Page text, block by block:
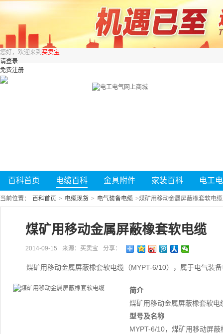
您好，欢迎来到 买卖宝
请登录
免费注册
百科首页 电缆百科 金具附件 家装百科 电工
当前位置： 百科首页 > 电缆现货 > 电气装备电缆 >煤矿用移动金属屏蔽橡套软电缆
煤矿用移动金属屏蔽橡套软电缆
2014-09-15 来源：买卖宝 分享：
煤矿用移动金属屏蔽橡套软电缆（MYPT-6/10），属于电气装
简介
煤矿用移动金属屏蔽橡套软
型号及名称
MYPT-6/10，煤矿用移动屏蔽